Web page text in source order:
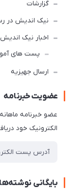
گزارشات
نیک اندیش در
اخبار نیک اندیش
پست های
ارسال جهیزیه
عضویت خبرنامه
عضو خبرنامه
الکترونیک خود
بایگانی نوشته‌ها